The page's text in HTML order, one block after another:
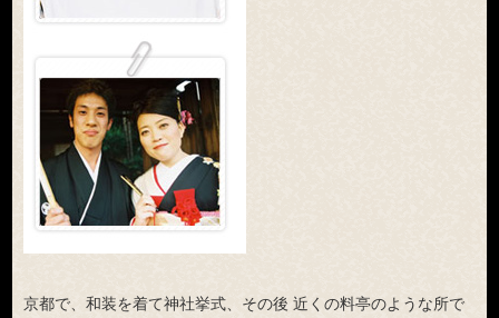
京都で、和装を着て神社挙式、その後 近くの料亭のような所で